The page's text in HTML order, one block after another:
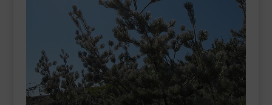
HORARIO GARDEN
CONTACTAR